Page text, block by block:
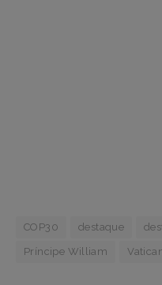
COP30 destaque
Príncipe William